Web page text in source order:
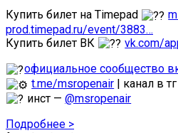
Купить билет на Timepad
prod.timepad.ru/event/3883…
Купить билет ВК
vk.com/
официальное сообщество
t.me/msropenair | канал в тг
инст —@msropenair
Подробнее >